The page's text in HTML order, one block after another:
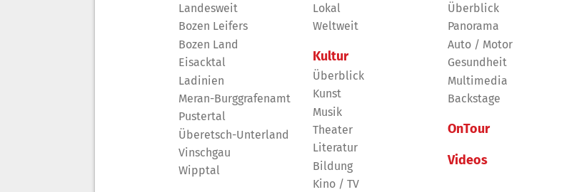
Landesweit
Bozen Leifers
Bozen Land
Eisacktal
Ladinien
Meran-Burggrafenamt
Pustertal
Überetsch-Unterland
Vinschgau
Wipptal
Lokal
Weltweit
Kultur
Überblick
Kunst
Musik
Theater
Literatur
Bildung
Kino / TV
Überblick
Panorama
Auto / Motor
Gesundheit
Multimedia
Backstage
OnTour
Videos